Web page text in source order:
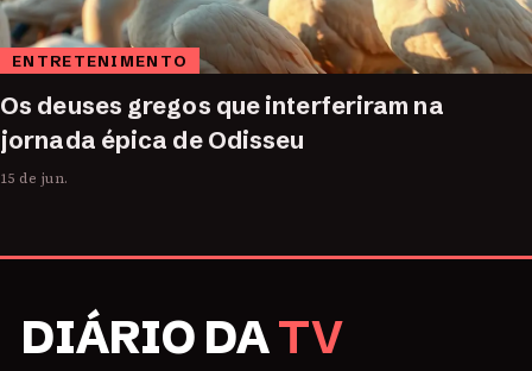
ENTRETENIMENTO
Os deuses gregos que interferiram na
jornada épica de Odisseu
15 de jun.
DIÁRIO DATV